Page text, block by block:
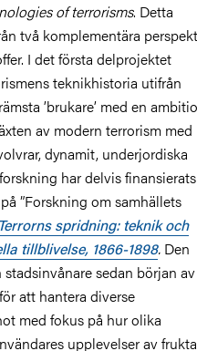
of terrorisms. Detta
två komplementära
I det första delprojektet
teknikhistoria utifrån
’brukare’ med en
av modern terrorism med
dynamit, underjordiska
har delvis finansierats
”Forskning om samhällets
Terrorns spridning: teknik och
tillblivelse, 1866-1898. Den
sedan början av
att hantera diverse
med fokus på hur olika
upplevelser av